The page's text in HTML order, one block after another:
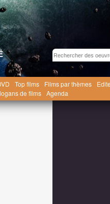
Top films Films par thèmes
de films Agenda